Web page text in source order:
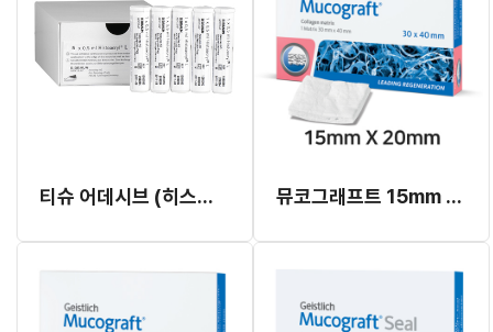
티슈 어데시브 (히스토아크릴)(#1050060) 뮤코그래프트 15mm x 20mm (연조직 재생재료)